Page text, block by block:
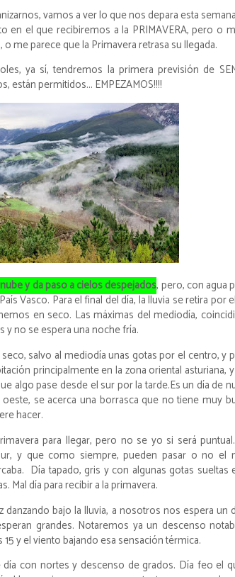
vamos a ver lo que nos depara esta
el que recibiremos a la PRIMAVERA, pero o
me parece que la Primavera retrasa su llegada.
ya sí, tendremos la primera previsión de
están permitidos... EMPEZAMOS!!!!
nube y da paso a cielos despejados, pero, con agua
Vasco. Para el final del día, la lluvia se retira por
en seco. Las máximas del mediodía,
no se espera una noche fría.
salvo al mediodía unas gotas por el centro, y
principalmente en la zona oriental asturiana,
algo pase desde el sur por la tarde.Es un día de
se acerca una borrasca que no tiene muy
hacer.
para llegar, pero no se yo si será
y que como siempre, pueden pasar o no el
Día tapado, gris y con algunas gotas sueltas
Mal día para recibir a la primavera.
danzando bajo la lluvia, a nosotros nos espera un
grandes. Notaremos ya un descenso
y el viento bajando esa sensación térmica.
día con nortes y descenso de grados. Día feo el